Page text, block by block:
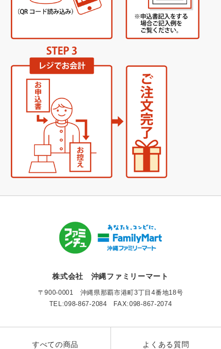
株式会社 沖縄ファミリーマート
〒900-0001 沖縄県那覇市港町3丁目4番地18号
TEL:098-867-2084 FAX:098-867-2074
すべての商品 よくある質問